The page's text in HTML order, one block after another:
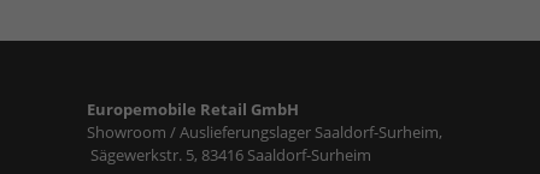
Europemobile Retail GmbH
Showroom / Auslieferungslager Saaldorf-Surheim,
Sägewerkstr. 5, 83416 Saaldorf-Surheim